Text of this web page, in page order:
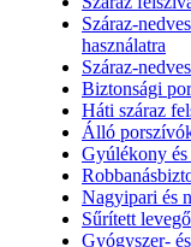
Száraz-
használatra
Száraz-
Biztonsági
Háti száraz
Álló
Gyúlékony
Nagyipari és
Sűrített
Gyógyszer-